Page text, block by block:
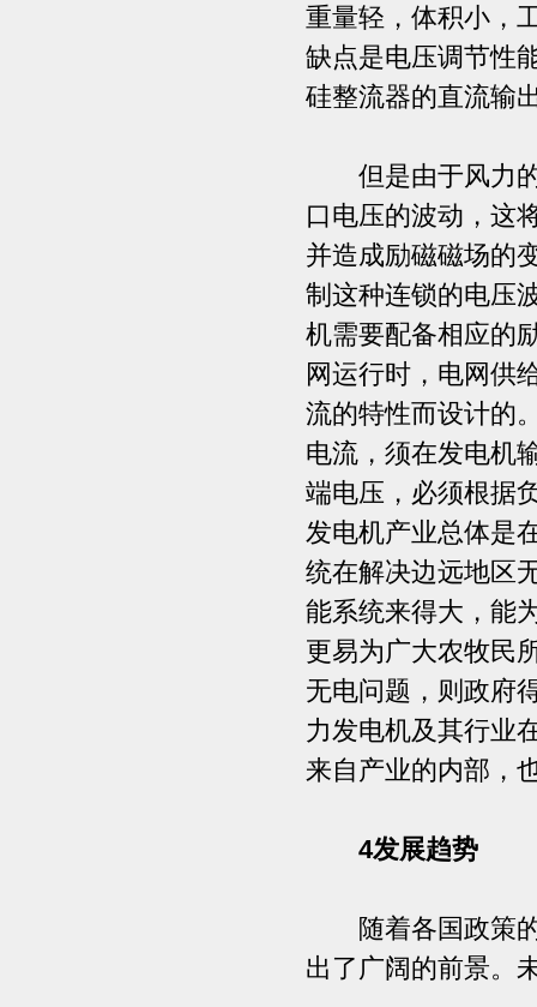
重量轻，体积小，
缺点是电压调节性
硅整流器的直流输
但是由于风力的
口电压的波动，这
并造成励磁磁场的
制这种连锁的电压
机需要配备相应的
网运行时，电网供
流的特性而设计的
电流，须在发电机
端电压，必须根据
发电机产业总体是
统在解决边远地区
能系统来得大，能
更易为广大农牧民
无电问题，则政府
力发电机及其行业
来自产业的内部，
4发展趋势
随着各国政策的
出了广阔的前景。